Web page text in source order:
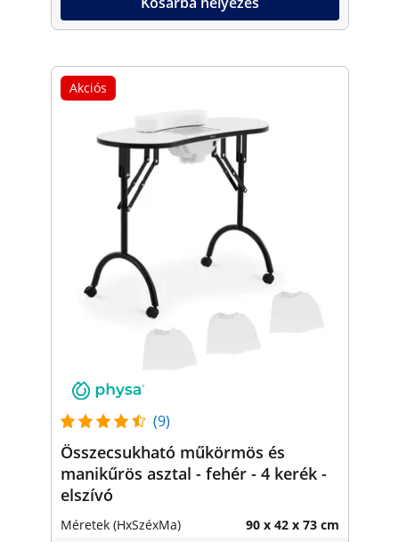
Akciós
(9)
Összecsukható műkörmös és
manikűrös asztal - fehér - 4 kerék -
elszívó
Méretek (HxSzéxMa) 90 x 42 x 73 cm